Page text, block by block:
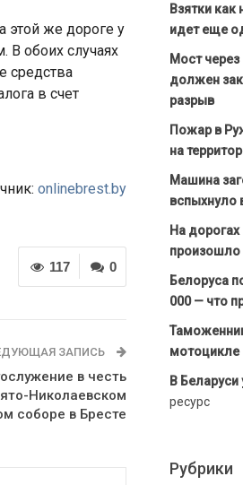
этой же дороге у
В обоих случаях
средства
в счет
onlinebrest.by
0
117
ЗАПИСЬ
в честь
Николаевском
соборе в Бресте
Взятки
идет еще
Мост через
должен
разрыв
Пожар в
на
Машина
вспыхнуло
На
произошло
Белоруса
000 — что
мотоцикле
В
ресурс
Рубрики